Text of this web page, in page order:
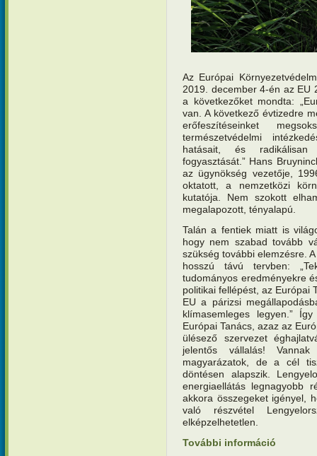
Az Európai
2019. december 4-én az EU
a következőket mondta:
van. A következő évtizedre
erőfeszítéseinket
természetvédelmi
hatásait, és radikálisan
fogyasztását.” Hans
az ügynökség vezetője,
oktatott, a nemzetközi
kutatója. Nem szokott
megalapozott, tényalapú.
Talán a fentiek miatt is
hogy nem szabad tovább
szükség további elemzésre.
hosszú távú tervben:
tudományos eredményekre
politikai fellépést, az Európai
EU a párizsi
klímasemleges legyen.”
Európai Tanács, azaz az
ülésező szervezet
jelentős vállalás!
magyarázatok, de a cél
döntésen alapszik.
energiaellátás legnagyobb
akkora összegeket igényel,
való részvétel
elképzelhetetlen.
További információ